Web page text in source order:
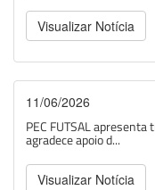
Visualizar Notícia
11/06/2026
PEC FUTSAL
agradece apoio d...
Visualizar Notícia